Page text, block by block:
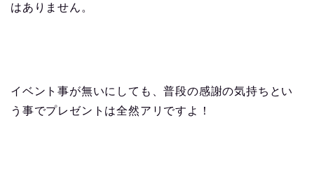
はありません。
イベント事が無いにしても、普段の感謝の気持ちとい
う事でプレゼントは全然アリですよ！